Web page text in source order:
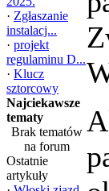
· Zgłaszanie
instalacj...
· projekt
regulaminu D...
· Klucz
sztorcowy
Najciekawsze
tematy
Brak tematów
na forum
Ostatnie
artykuły